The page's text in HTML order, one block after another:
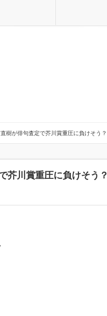
樹が俳句査定で芥川賞重圧に負けそう？
芥川賞重圧に負けそう？